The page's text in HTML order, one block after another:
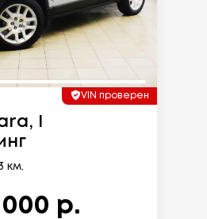
VIN проверен
I
км.
000 р.